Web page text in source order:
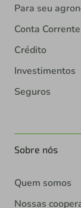
Para seu
Conta Corrente
Crédito
Investimentos
Seguros
Sobre nós
Quem somos
Nossas